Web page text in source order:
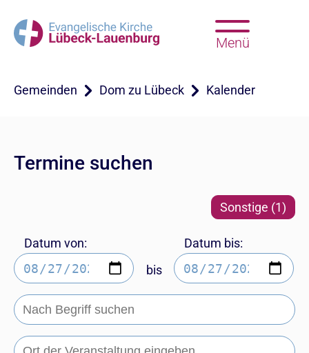
Menü
Gemeinden Dom zu Lübeck Kalender
Termine suchen
Sonstige (1)
Datum von:
bis
Datum bis: